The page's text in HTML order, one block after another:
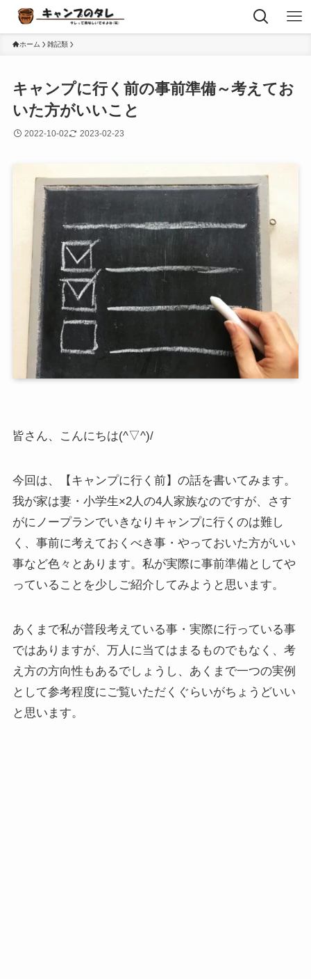
ホーム 雑記類
キャンプに行く前の事前準備～考えてお
いた方がいいこと
2022-10-02 2023-02-23
皆さん、こんにちは(^▽^)/
今回は、【キャンプに行く前】の話を書いてみます。
我が家は妻・小学生×2人の4人家族なのですが、さす
がにノープランでいきなりキャンプに行くのは難し
く、事前に考えておくべき事・やっておいた方がいい
事など色々とあります。私が実際に事前準備としてや
っていることを少しご紹介してみようと思います。
あくまで私が普段考えている事・実際に行っている事
ではありますが、万人に当てはまるものでもなく、考
え方の方向性もあるでしょうし、あくまで一つの実例
として参考程度にご覧いただくぐらいがちょうどいい
と思います。